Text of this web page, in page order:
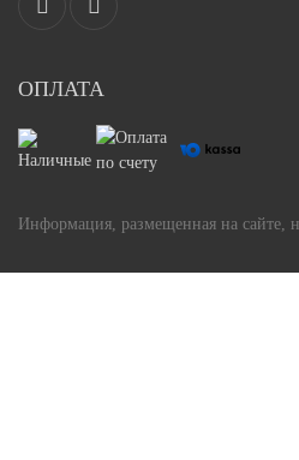
ОПЛАТА
Информация, размещенная на сайте,